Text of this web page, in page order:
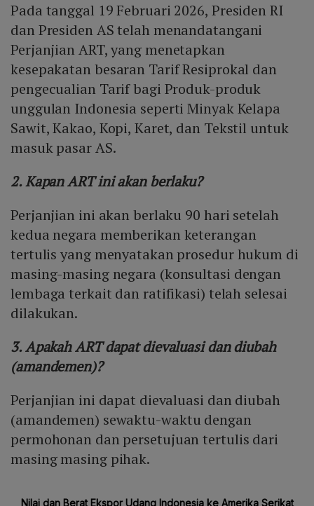
Pada tanggal 19 Februari 2026, Presiden RI
dan Presiden AS telah menandatangani
Perjanjian ART, yang menetapkan
kesepakatan besaran Tarif Resiprokal dan
pengecualian Tarif bagi Produk-produk
unggulan Indonesia seperti Minyak Kelapa
Sawit, Kakao, Kopi, Karet, dan Tekstil untuk
masuk pasar AS.
2. Kapan ART ini akan berlaku?
Perjanjian ini akan berlaku 90 hari setelah
kedua negara memberikan keterangan
tertulis yang menyatakan prosedur hukum di
masing-masing negara (konsultasi dengan
lembaga terkait dan ratifikasi) telah selesai
dilakukan.
3. Apakah ART dapat dievaluasi dan diubah
(amandemen)?
Perjanjian ini dapat dievaluasi dan diubah
(amandemen) sewaktu-waktu dengan
permohonan dan persetujuan tertulis dari
masing masing pihak.